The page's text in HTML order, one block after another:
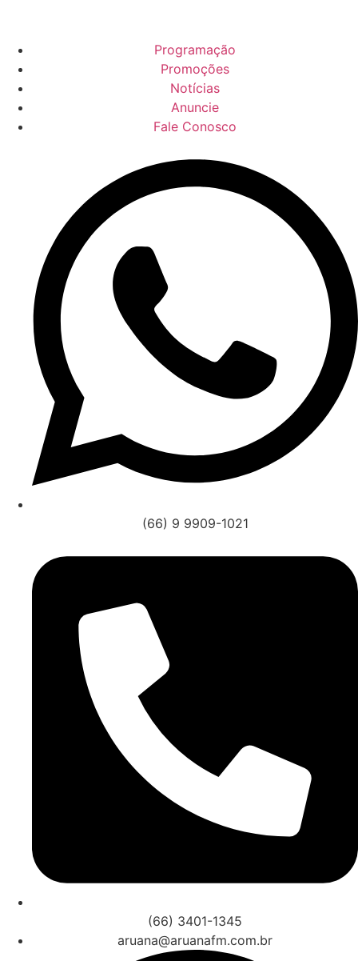
Programação
Promoções
Notícias
Anuncie
Fale Conosco
(66) 9 9909-1021
(66) 3401-1345
aruana@aruanafm.com.br